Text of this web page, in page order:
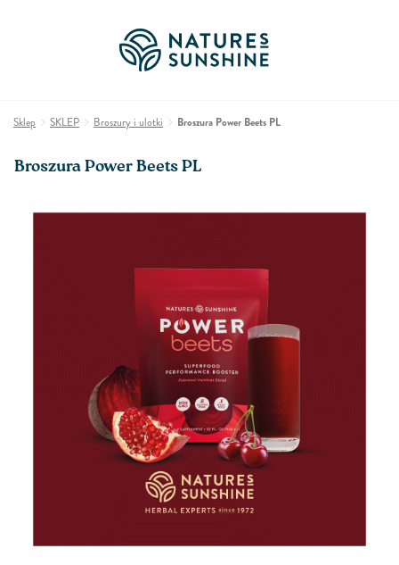
Sklep SKLEP Broszury i ulotki Broszura Power Beets PL
Broszura Power Beets PL